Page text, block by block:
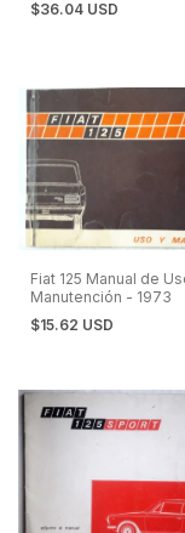
$36.04 USD
Fiat 125 Manual de
Manutención - 1973
$15.62 USD